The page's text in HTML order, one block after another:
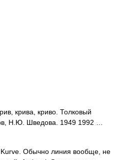
крива, криво. Толковый
Н.Ю. Шведова. 1949 1992 …
Обычно линия вообще, не